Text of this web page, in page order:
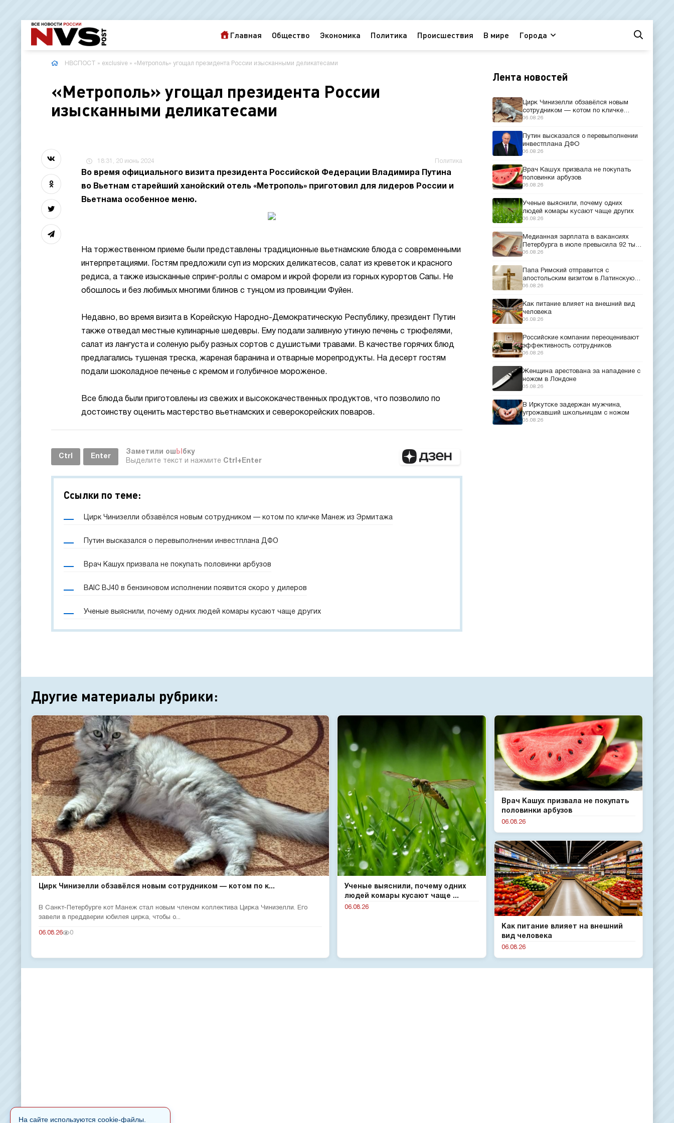
Главная Общество Экономика Политика Происшествия В мире Города
НВСПОСТ » exclusive » «Метрополь» угощал президента России изысканными деликатесами
«Метрополь» угощал президента России
изысканными деликатесами
18:31, 20 июнь 2024 Политика
Во время официального визита президента Российской Федерации Владимира Путина
во Вьетнам старейший ханойский отель «Метрополь» приготовил для лидеров России и
Вьетнама особенное меню.
На торжественном приеме были представлены традиционные вьетнамские блюда с современными
интерпретациями. Гостям предложили суп из морских деликатесов, салат из креветок и красного
редиса, а также изысканные спринг-роллы с омаром и икрой форели из горных курортов Сапы. Не
обошлось и без любимых многими блинов с тунцом из провинции Фуйен.
Недавно, во время визита в Корейскую Народно-Демократическую Республику, президент Путин
также отведал местные кулинарные шедевры. Ему подали заливную утиную печень с трюфелями,
салат из лангуста и соленую рыбу разных сортов с душистыми травами. В качестве горячих блюд
предлагались тушеная треска, жареная баранина и отварные морепродукты. На десерт гостям
подали шоколадное печенье с кремом и голубичное мороженое.
Все блюда были приготовлены из свежих и высококачественных продуктов, что позволило по
достоинству оценить мастерство вьетнамских и северокорейских поваров.
Ctrl Enter
Заметили ош Ы бку
Выделите текст и нажмите Ctrl+Enter
Ссылки по теме:
Цирк Чинизелли обзавёлся новым сотрудником — котом по кличке Манеж из Эрмитажа
Путин высказался о перевыполнении инвестплана ДФО
Врач Кашух призвала не покупать половинки арбузов
BAIC BJ40 в бензиновом исполнении появится скоро у дилеров
Ученые выяснили, почему одних людей комары кусают чаще других
Лента новостей
Цирк Чинизелли обзавёлся новым
сотрудником — котом по кличке
Манеж из Эрмитажа
06.08.26
Путин высказался о перевыполнении
инвестплана ДФО
06.08.26
Врач Кашух призвала не покупать
половинки арбузов
06.08.26
Ученые выяснили, почему одних
людей комары кусают чаще других
06.08.26
Медианная зарплата в вакансиях
Петербурга в июле превысила 92 тыс.
рублей
06.08.26
Папа Римский отправится с
апостольским визитом в Латинскую
Америку
06.08.26
Как питание влияет на внешний вид
человека
06.08.26
Российские компании переоценивают
эффективность сотрудников
06.08.26
Женщина арестована за нападение с
ножом в Лондоне
05.08.26
В Иркутске задержан мужчина,
угрожавший школьницам с ножом
05.08.26
Другие материалы рубрики:
Цирк Чинизелли обзавёлся новым сотрудником — котом по к...
В Санкт-Петербурге кот Манеж стал новым членом коллектива Цирка Чинизелли. Его
завели в преддверии юбилея цирка, чтобы о...
06.08.26 0
Врач Кашух призвала не покупать
половинки арбузов
06.08.26
Ученые выяснили, почему одних
людей комары кусают чаще ...
06.08.26
Как питание влияет на внешний
вид человека
06.08.26
На сайте используются cookie-файлы.